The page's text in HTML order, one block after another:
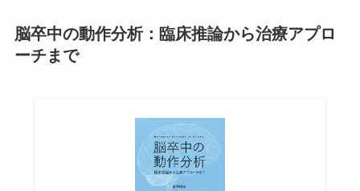
脳卒中の動作分析：臨床推論から治療アプロ
ーチまで